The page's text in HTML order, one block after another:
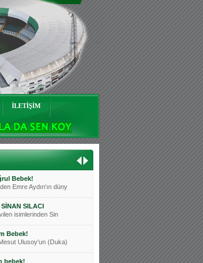
İLETİŞİM
Tetik
sevilen isimlerinde
önü açılsın is
Derneği Başkanı
yöneticisi, ekibimizin
Bebek!
ve tribünlerimizi
Kağan Bebek!
Basri İleri'nin dü
Bebek!
Emre Aydın'ın düny
SILACI
isimlerinden Sin
Bebek!
Ulusoy'un (Duka)
bebek!